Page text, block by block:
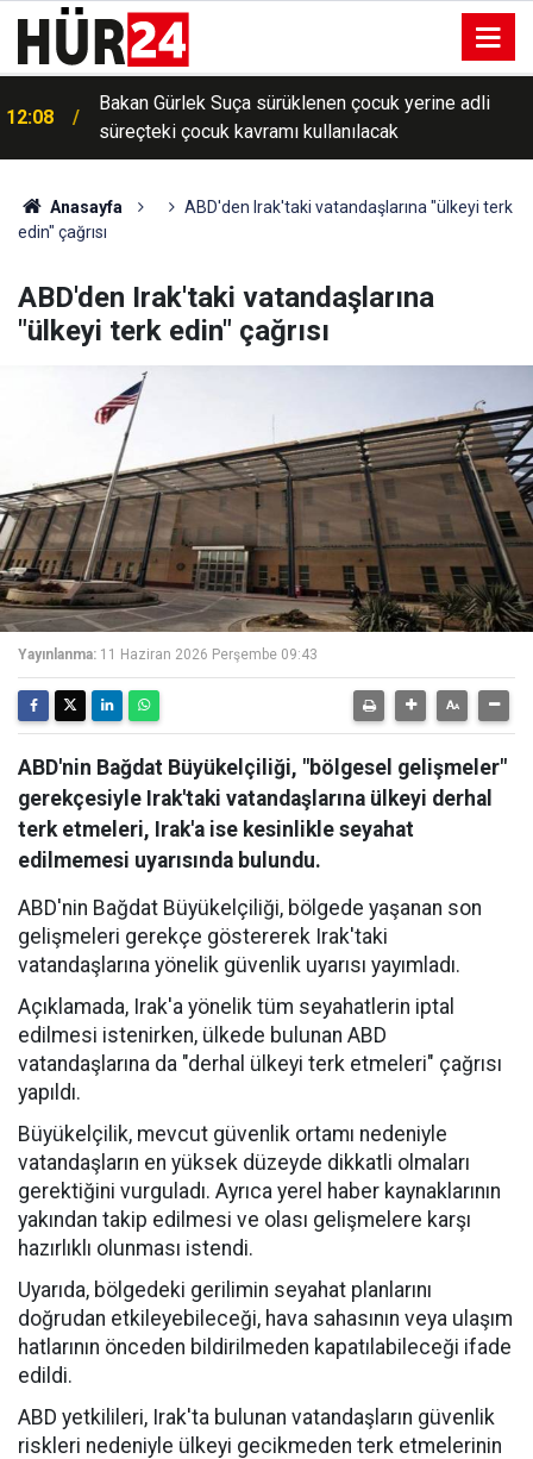
12:08
Bakan Gürlek Suça sürüklenen çocuk yerine adli
süreçteki çocuk kavramı kullanılacak
Anasayfa
ABD'den Irak'taki vatandaşlarına "ülkeyi terk
edin" çağrısı
ABD'den Irak'taki vatandaşlarına
"ülkeyi terk edin" çağrısı
Yayınlanma: 11 Haziran 2026 Perşembe 09:43
ABD'nin Bağdat Büyükelçiliği, "bölgesel gelişmeler"
gerekçesiyle Irak'taki vatandaşlarına ülkeyi derhal
terk etmeleri, Irak'a ise kesinlikle seyahat
edilmemesi uyarısında bulundu.
ABD'nin Bağdat Büyükelçiliği, bölgede yaşanan son
gelişmeleri gerekçe göstererek Irak'taki
vatandaşlarına yönelik güvenlik uyarısı yayımladı.
Açıklamada, Irak'a yönelik tüm seyahatlerin iptal
edilmesi istenirken, ülkede bulunan ABD
vatandaşlarına da "derhal ülkeyi terk etmeleri" çağrısı
yapıldı.
Büyükelçilik, mevcut güvenlik ortamı nedeniyle
vatandaşların en yüksek düzeyde dikkatli olmaları
gerektiğini vurguladı. Ayrıca yerel haber kaynaklarının
yakından takip edilmesi ve olası gelişmelere karşı
hazırlıklı olunması istendi.
Uyarıda, bölgedeki gerilimin seyahat planlarını
doğrudan etkileyebileceği, hava sahasının veya ulaşım
hatlarının önceden bildirilmeden kapatılabileceği ifade
edildi.
ABD yetkilileri, Irak'ta bulunan vatandaşların güvenlik
riskleri nedeniyle ülkeyi gecikmeden terk etmelerinin